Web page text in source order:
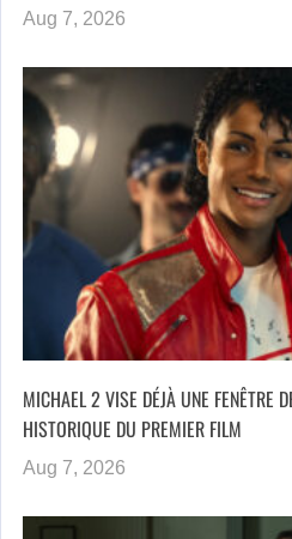
Aug 7, 2026
MICHAEL 2 VISE DÉJÀ UNE FENÊTRE
HISTORIQUE DU PREMIER FILM
Aug 7, 2026